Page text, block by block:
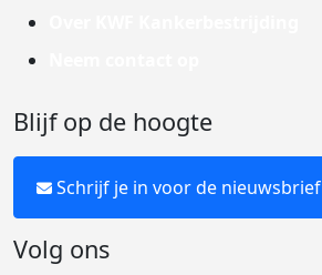
Blijf op de hoogte
Schrijf je in voor de nieuwsbrief
Volg ons